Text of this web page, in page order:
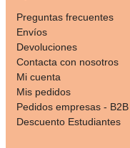
Preguntas frecuentes
Envíos
Devoluciones
Contacta con nosotros
Mi cuenta
Mis pedidos
Pedidos empresas - B2B
Descuento Estudiantes